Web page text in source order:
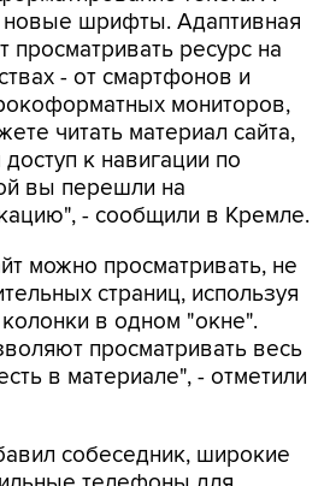
шрифты. Адаптивная
просматривать ресурс на
- от смартфонов и
мониторов,
читать материал сайта,
к навигации по
вы перешли на
- сообщили в Кремле.
можно просматривать, не
страниц, используя
в одном "окне".
просматривать весь
в материале", - отметили
собеседник, широкие